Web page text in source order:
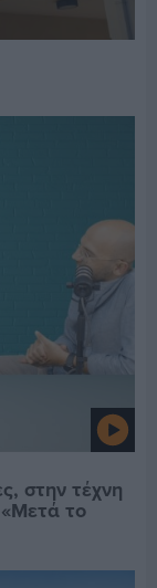
στην τέχνη
το